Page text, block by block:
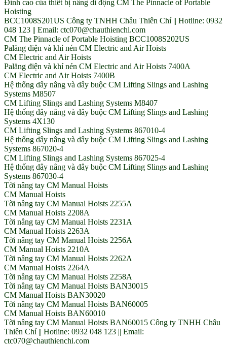
Đỉnh cao của thiết bị nâng di động CM The Pinnacle of Portable
Hoisting
BCC1008S201US Công ty TNHH Châu Thiên Chí || Hotline: 0932
048 123 || Email: ctc070@chauthienchi.com
CM The Pinnacle of Portable Hoisting BCC1008S202US
Palăng điện và khí nén CM Electric and Air Hoists
CM Electric and Air Hoists
Palăng điện và khí nén CM Electric and Air Hoists 7400A
CM Electric and Air Hoists 7400B
Hệ thống dây nâng và dây buộc CM Lifting Slings and Lashing
Systems M8507
CM Lifting Slings and Lashing Systems M8407
Hệ thống dây nâng và dây buộc CM Lifting Slings and Lashing
Systems 4X130
CM Lifting Slings and Lashing Systems 867010-4
Hệ thống dây nâng và dây buộc CM Lifting Slings and Lashing
Systems 867020-4
CM Lifting Slings and Lashing Systems 867025-4
Hệ thống dây nâng và dây buộc CM Lifting Slings and Lashing
Systems 867030-4
Tời nâng tay CM Manual Hoists
CM Manual Hoists
Tời nâng tay CM Manual Hoists 2255A
CM Manual Hoists 2208A
Tời nâng tay CM Manual Hoists 2231A
CM Manual Hoists 2263A
Tời nâng tay CM Manual Hoists 2256A
CM Manual Hoists 2210A
Tời nâng tay CM Manual Hoists 2262A
CM Manual Hoists 2264A
Tời nâng tay CM Manual Hoists 2258A
Tời nâng tay CM Manual Hoists BAN30015
CM Manual Hoists BAN30020
Tời nâng tay CM Manual Hoists BAN60005
CM Manual Hoists BAN60010
Tời nâng tay CM Manual Hoists BAN60015 Công ty TNHH Châu
Thiên Chí || Hotline: 0932 048 123 || Email:
ctc070@chauthienchi.com